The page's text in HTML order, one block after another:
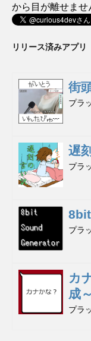
から目が離せませ
リリース済みアプリ
街
プラ
遅
プラ
プラ
カ
成～
プラ